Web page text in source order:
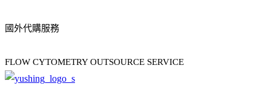
國外代購服務
FLOW CYTOMETRY OUTSOURCE SERVICE